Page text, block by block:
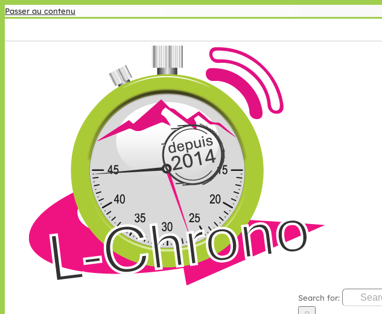
Passer au contenu
Search for: